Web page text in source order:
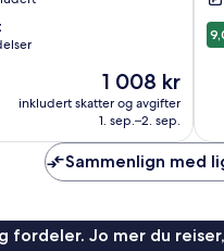
Prisen
er
1 008 kr
1 008 kr
inkludert skatter og avgifter
1. sep.–2. sep.
av
Sammenlign med
fordeler. Jo mer du